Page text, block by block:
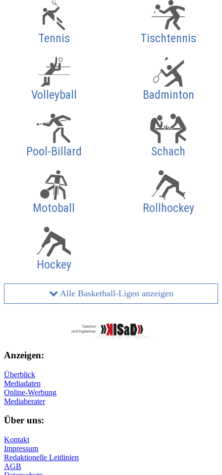
Tennis Tischtennis
Volleyball Badminton
Pool-Billard Schach
Motoball Rollhockey
Hockey
Alle Basketball-Ligen anzeigen
Anzeigen:
Überblick
Mediadaten
Online-Werbung
Mediaberater
Über uns:
Kontakt
Impressum
Redaktionelle Leitlinien
AGB